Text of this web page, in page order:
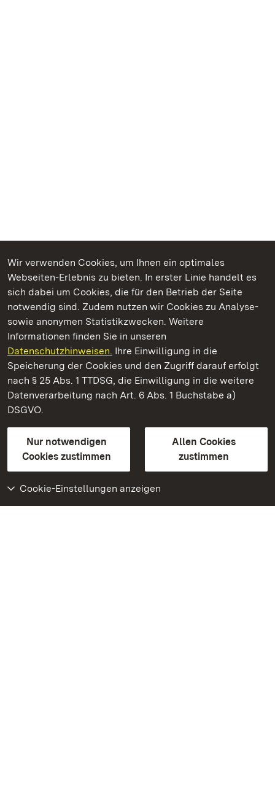
Wir verwenden Cookies, um Ihnen ein optimales
Webseiten-Erlebnis zu bieten. In erster Linie handelt es
sich dabei um Cookies, die für den Betrieb der Seite
notwendig sind. Zudem nutzen wir Cookies zu Analyse-
sowie anonymen Statistikzwecken. Weitere
Informationen finden Sie in unseren
Datenschutzhinweisen. Ihre Einwilligung in die
Speicherung der Cookies und den Zugriff darauf erfolgt
nach § 25 Abs. 1 TTDSG, die Einwilligung in die weitere
Datenverarbeitung nach Art. 6 Abs. 1 Buchstabe a)
DSGVO.
Nur notwendigen
Cookies zustimmen
Allen Cookies
zustimmen
Cookie-Einstellungen anzeigen
Kommen. Staunen. Genießen.
Hochburg bei Emmendingen
Staatliche Schlösser und Gärten Baden-Württemberg
Kontakt
GebärdenspracheLeichte Sprache
Erklärung zur Barrierefreiheit
BITV-konform (geprüfte Seiten)
Weiteres